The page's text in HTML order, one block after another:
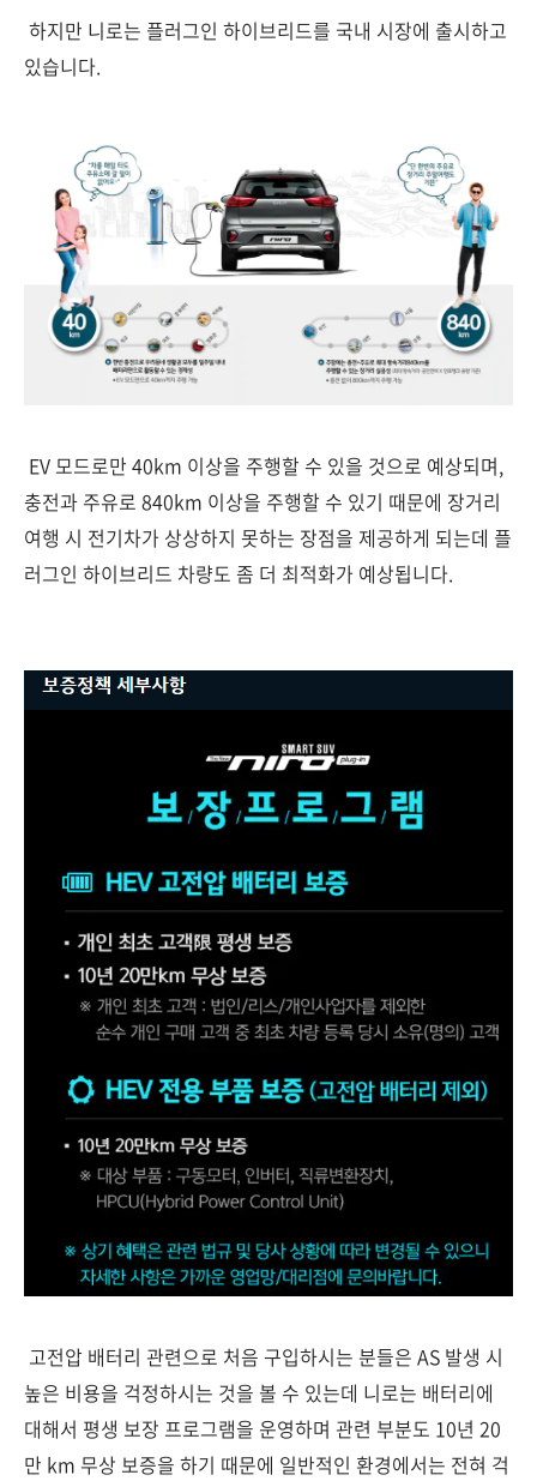
하지만 니로는 플러그인 하이브리드를 국내 시장에 출시하고
있습니다.
EV 모드로만 40km 이상을 주행할 수 있을 것으로 예상되며,
충전과 주유로 840km 이상을 주행할 수 있기 때문에 장거리
여행 시 전기차가 상상하지 못하는 장점을 제공하게 되는데 플
러그인 하이브리드 차량도 좀 더 최적화가 예상됩니다.
고전압 배터리 관련으로 처음 구입하시는 분들은 AS 발생 시
높은 비용을 걱정하시는 것을 볼 수 있는데 니로는 배터리에
대해서 평생 보장 프로그램을 운영하며 관련 부분도 10년 20
만 km 무상 보증을 하기 때문에 일반적인 환경에서는 전혀 걱